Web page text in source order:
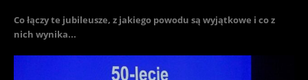
Co łączy te jubileusze, z jakiego powodu są wyjątkowe i co z
nich wynika...